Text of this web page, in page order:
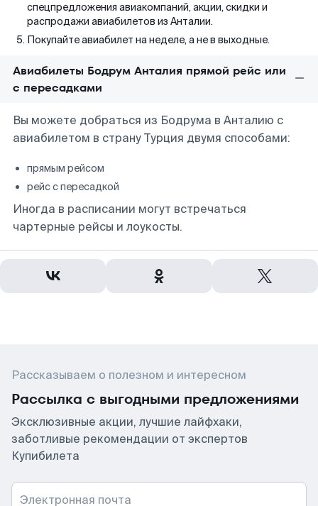
спецпредложения авиакомпаний, акции, скидки и
распродажи авиабилетов из Анталии.
Покупайте авиабилет на неделе, а не в выходные.
Авиабилеты Бодрум Анталия прямой рейс или
с пересадками
Вы можете добраться из Бодрума в Анталию с
авиабилетом в страну Турция двумя способами:
прямым рейсом
рейс с пересадкой
Иногда в расписании могут встречаться
чартерные рейсы и лоукосты.
Рассказываем о полезном и интересном
Рассылка с выгодными предложениями
Эксклюзивные акции, лучшие лайфхаки,
заботливые рекомендации от экспертов
Купибилета
Электронная почта